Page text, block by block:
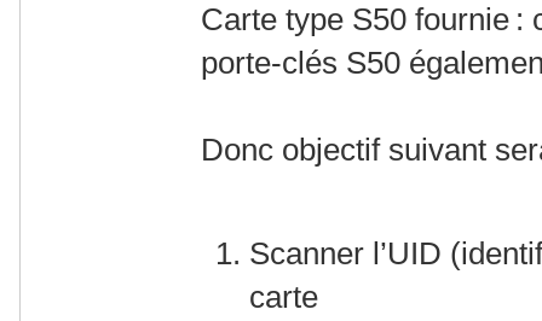
Carte type S50 fournie :
porte-clés S50
Donc objectif suivant
Scanner l’UID
carte